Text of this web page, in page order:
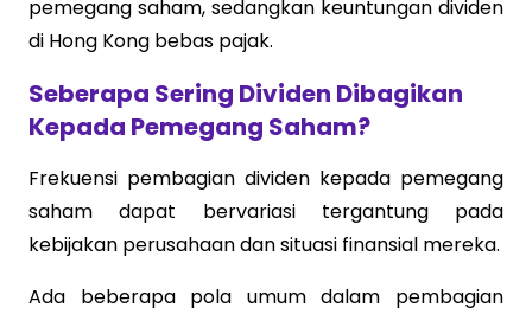
pemegang saham, sedangkan keuntungan dividen
di Hong Kong bebas pajak.
Seberapa Sering Dividen Dibagikan
Kepada Pemegang Saham?
Frekuensi pembagian dividen kepada pemegang
saham dapat bervariasi tergantung pada
kebijakan perusahaan dan situasi finansial mereka.
Ada beberapa pola umum dalam pembagian